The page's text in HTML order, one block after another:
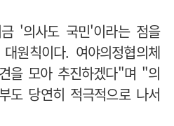
'의사도 국민'이라는 점을
원칙이다. 여야의정협의체
을 모아 추진하겠다"며 "의
도 당연히 적극적으로 나서